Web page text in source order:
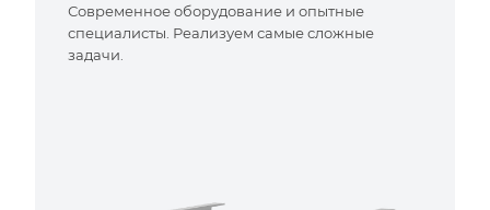
Современное оборудование и опытные
специалисты. Реализуем самые сложные
задачи.